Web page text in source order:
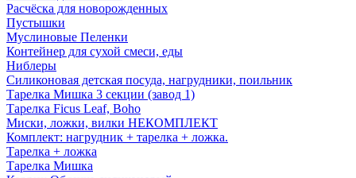
Расчёска для новорожденных
Пустышки
Муслиновые Пеленки
Контейнер для сухой смеси, еды
Ниблеры
Силиконовая детская посуда, нагрудники, поильник
Тарелка Мишка 3 секции (завод 1)
Тарелка Ficus Leaf, Boho
Миски, ложки, вилки НЕКОМПЛЕКТ
Комплект: нагрудник + тарелка + ложка.
Тарелка + ложка
Тарелка Мишка